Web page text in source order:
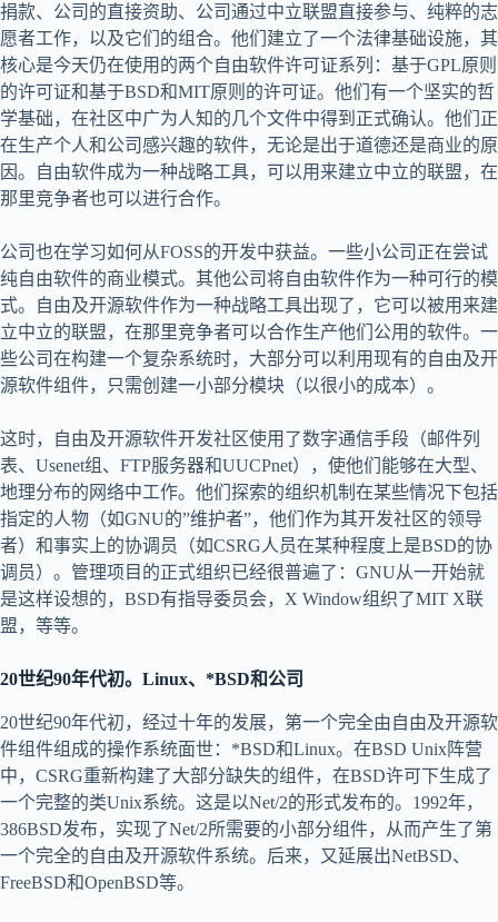
捐款、公司的直接资助、公司通过中立联盟直接参与、纯粹的志
愿者工作，以及它们的组合。他们建立了一个法律基础设施，其
核心是今天仍在使用的两个自由软件许可证系列：基于GPL原则
的许可证和基于BSD和MIT原则的许可证。他们有一个坚实的哲
学基础，在社区中广为人知的几个文件中得到正式确认。他们正
在生产个人和公司感兴趣的软件，无论是出于道德还是商业的原
因。自由软件成为一种战略工具，可以用来建立中立的联盟，在
那里竞争者也可以进行合作。
公司也在学习如何从FOSS的开发中获益。一些小公司正在尝试
纯自由软件的商业模式。其他公司将自由软件作为一种可行的模
式。自由及开源软件作为一种战略工具出现了，它可以被用来建
立中立的联盟，在那里竞争者可以合作生产他们公用的软件。一
些公司在构建一个复杂系统时，大部分可以利用现有的自由及开
源软件组件，只需创建一小部分模块（以很小的成本）。
这时，自由及开源软件开发社区使用了数字通信手段（邮件列
表、Usenet组、FTP服务器和UUCPnet），使他们能够在大型、
地理分布的网络中工作。他们探索的组织机制在某些情况下包括
指定的人物（如GNU的”维护者”，他们作为其开发社区的领导
者）和事实上的协调员（如CSRG人员在某种程度上是BSD的协
调员）。管理项目的正式组织已经很普遍了：GNU从一开始就
是这样设想的，BSD有指导委员会，X Window组织了MIT X联
盟，等等。
20世纪90年代初。Linux、*BSD和公司
20世纪90年代初，经过十年的发展，第一个完全由自由及开源软
件组件组成的操作系统面世：*BSD和Linux。在BSD Unix阵营
中，CSRG重新构建了大部分缺失的组件，在BSD许可下生成了
一个完整的类Unix系统。这是以Net/2的形式发布的。1992年，
386BSD发布，实现了Net/2所需要的小部分组件，从而产生了第
一个完全的自由及开源软件系统。后来，又延展出NetBSD、
FreeBSD和OpenBSD等。